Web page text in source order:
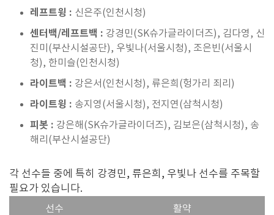
레프트윙 : 신은주(인천시청)
센터백/레프트백 : 강경민(SK슈가글라이더즈), 김다영, 신
진미(부산시설공단), 우빛나(서울시청), 조은빈(서울시
청), 한미슬(인천시청)
라이트백 : 강은서(인천시청), 류은희(헝가리 죄리)
라이트윙 : 송지영(서울시청), 전지연(삼척시청)
피봇 : 강은해(SK슈가글라이더즈), 김보은(삼척시청), 송
해리(부산시설공단)
각 선수들 중에 특히 강경민, 류은희, 우빛나 선수를 주목할
필요가 있습니다.
선수 활약